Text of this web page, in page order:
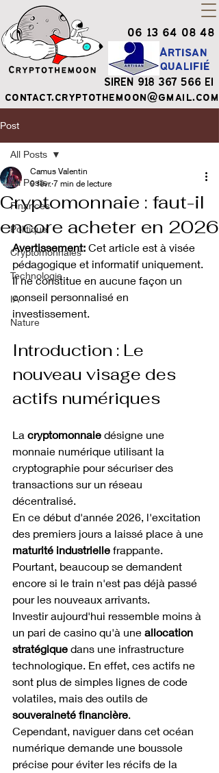
06 13 64 08 48
contact.cryptothemoon@gmail.com
Artisan
qualifié
SIREN 918 367 566 EI
Post
All Posts
Finances
Politique
Cryptomonnaies
Technologie
IA
Nature
All Posts
Cryptomonnaie : faut-il
encore acheter en 2026
Camus Valentin
9 févr. 7 min de lecture
Avertissement: Cet article est à visée
pédagogique et informatif uniquement.
Il ne constitue en aucune façon un
conseil personnalisé en
investissement.
Introduction : Le
nouveau visage des
actifs numériques
La cryptomonnaie désigne une
monnaie numérique utilisant la
cryptographie pour sécuriser des
transactions sur un réseau
décentralisé.
En ce début d'année 2026, l'excitation
des premiers jours a laissé place à une
maturité industrielle frappante.
Pourtant, beaucoup se demandent
encore si le train n'est pas déjà passé
pour les nouveaux arrivants.
Investir aujourd'hui ressemble moins à
un pari de casino qu'à une allocation
stratégique dans une infrastructure
technologique. En effet, ces actifs ne
sont plus de simples lignes de code
volatiles, mais des outils de
souveraineté financière.
Cependant, naviguer dans cet océan
numérique demande une boussole
précise pour éviter les récifs de la